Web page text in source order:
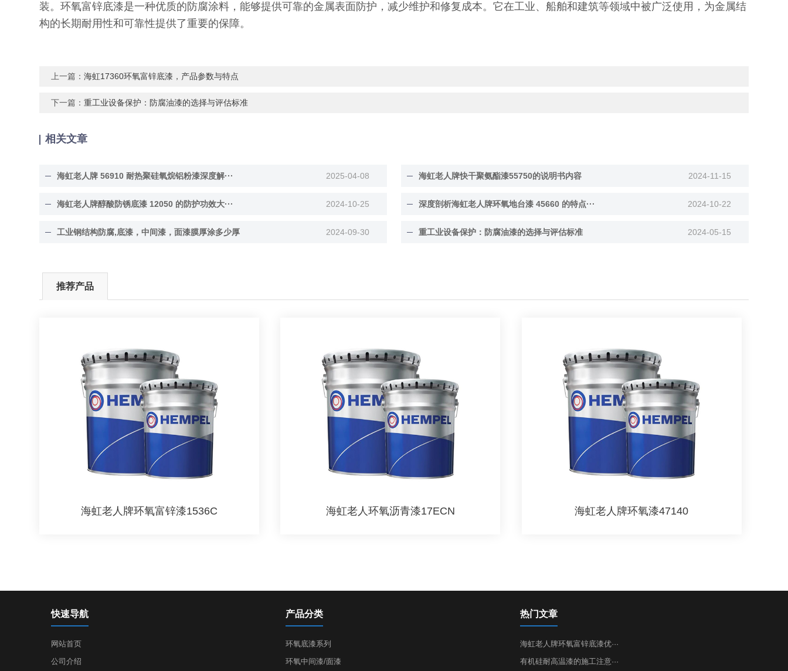
装。环氧富锌底漆是一种优质的防腐涂料，能够提供可靠的金属表面防护，减少维护和修复成本。它在工业、船舶和建筑等领域中被广泛使用，为金属结
构的长期耐用性和可靠性提供了重要的保障。
上一篇：海虹17360环氧富锌底漆，产品参数与特点
下一篇：重工业设备保护：防腐油漆的选择与评估标准
相关文章
海虹老人牌 56910 耐热聚硅氧烷铝粉漆深度解··· 2025-04-08 海虹老人牌快干聚氨酯漆55750的说明书内容 2024-11-15
海虹老人牌醇酸防锈底漆 12050 的防护功效大··· 2024-10-25 深度剖析海虹老人牌环氧地台漆 45660 的特点··· 2024-10-22
工业钢结构防腐,底漆，中间漆，面漆膜厚涂多少厚 2024-09-30 重工业设备保护：防腐油漆的选择与评估标准 2024-05-15
推荐产品
海虹老人牌环氧富锌漆1536C 海虹老人环氧沥青漆17ECN 海虹老人牌环氧漆47140
快速导航
网站首页
公司介绍
产品分类
环氧底漆系列
环氧中间漆/面漆
热门文章
海虹老人牌环氧富锌底漆优···
有机硅耐高温漆的施工注意···